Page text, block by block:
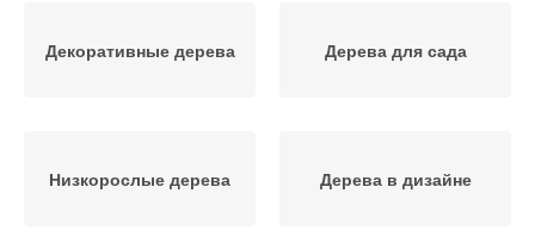
Декоративные дерева Дерева для сада
Низкорослые дерева Дерева в дизайне